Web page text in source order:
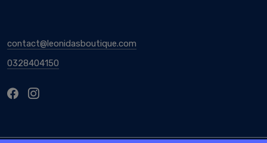
contact@leonidasboutique.com
0328404150